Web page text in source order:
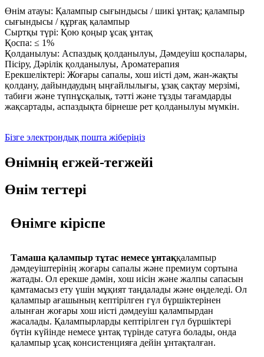
Өнім атауы: Қалампыр сығындысы / шикі ұнтақ; қалампыр
сығындысы / құрғақ қалампыр
Сыртқы түрі: Қою қоңыр ұсақ ұнтақ
Қоспа: ≤ 1%
Қолданылуы: Аспаздық қолданылуы, Дәмдеуіш қоспалары,
Пісіру, Дәрілік қолданылуы, Ароматерапия
Ерекшеліктері: Жоғары сапалы, хош иісті дәм, жан-жақты
қолдану, дайындаудың ыңғайлылығы, ұзақ сақтау мерзімі,
табиғи және түпнұсқалық, тәтті және тұзды тағамдарды
жақсартады, аспаздықта бірнеше рет қолданылуы мүмкін.
Бізге электрондық пошта жіберіңіз
Өнімнің егжей-тегжейі
Өнім тегтері
Өнімге кіріспе
Тамаша қалампыр тұтас немесе ұнтаққалампыр
дәмдеуіштерінің жоғары сапалы және премиум сортына
жатады. Ол ерекше дәмін, хош иісін және жалпы сапасын
қамтамасыз ету үшін мұқият таңдалады және өңделеді. Ол
қалампыр ағашының кептірілген гүл бүршіктерінен
алынған жоғары хош иісті дәмдеуіш қалампырдан
жасалады. Қалампырларды кептірілген гүл бүршіктері
бүтін күйінде немесе ұнтақ түрінде сатуға болады, онда
қалампыр ұсақ консистенцияға дейін ұнтақталған.